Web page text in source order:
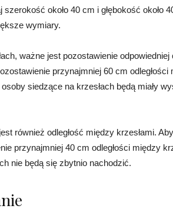
około 40 cm i głębokość około
wymiary.
ważne jest pozostawienie
przynajmniej 60 cm
siedzące na krzesłach będą miały
również odległość między krzesłami.
przynajmniej 40 cm odległości między
nie będą się zbytnio nachodzić.